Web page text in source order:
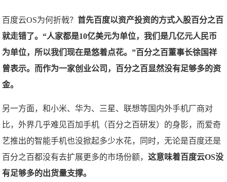
百度云OS为何折戟？首先百度以资产投资的方式入股百分之百
就走错了。“人家都是10亿美元为单位，我们是几亿元人民币
为单位，所以我们现在是悠着点花。”百分之百董事长徐国祥
曾表示。而作为一家创业公司，百分之百显然没有足够多的资
金。
另一方面，和小米、华为、三星、联想等国内外手机厂商对
比，外界几乎难见百加手机（百分之百研发）的身影，而爱奇
艺推出的智能手机也没掀起多少水花，同时，无论是百度还是
百分之百都没有去扩展更多的市场份额，这意味着百度云OS没
有足够多的出货量支撑。